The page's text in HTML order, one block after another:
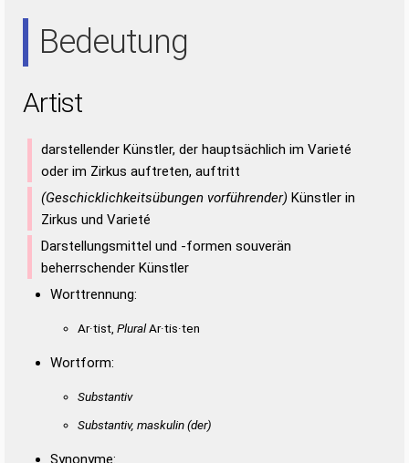
Bedeutung
Artist
darstellender Künstler, der hauptsächlich im Varieté
oder im Zirkus auftreten, auftritt
(Geschicklichkeitsübungen vorführender) Künstler in
Zirkus und Varieté
Darstellungsmittel und -formen souverän
beherrschender Künstler
Worttrennung:
Ar·tist, PluralAr·tis·ten
Wortform:
Substantiv
Substantiv, maskulin(der)
Synonyme: